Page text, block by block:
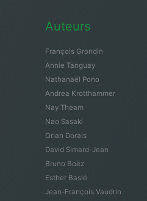
Auteurs
François Grondin
Annie Tanguay
Nathanaël Pono
Andrea Krotthammer
Nay Theam
Nao Sasaki
Orian Dorais
David Simard-Jean
Bruno Boëz
Esther Baslé
Jean-François Vaudrin